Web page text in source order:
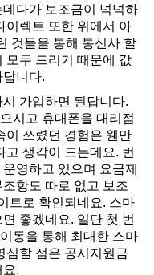
다가 보조금이 넉넉하
이렉트 또한 위에서 아
것들을 통해 통신사 할
모두 드리기 때문에 값
니다.
가입하면 된답니다.
시고 휴대폰을 대리점
이 쓰렸던 경험은 웬만
생각이 드는데요. 번
영하고 있으며 요금제
항도 따로 없고 보조
트로 확인되네요. 스마
좋겠네요. 일단 첫 번
동을 통해 최대한 스마
심할 점은 공시지원금
.